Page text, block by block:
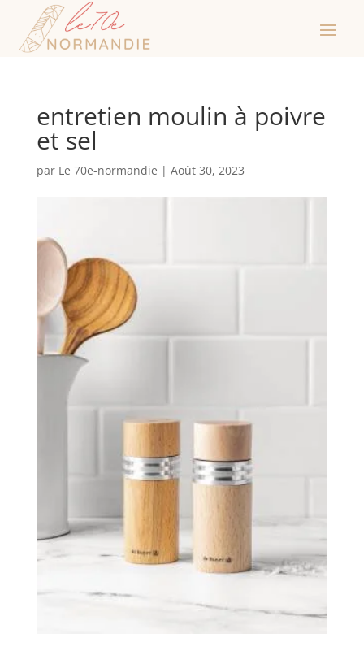
entretien moulin à poivre
et sel
par Le 70e-normandie | Août 30, 2023